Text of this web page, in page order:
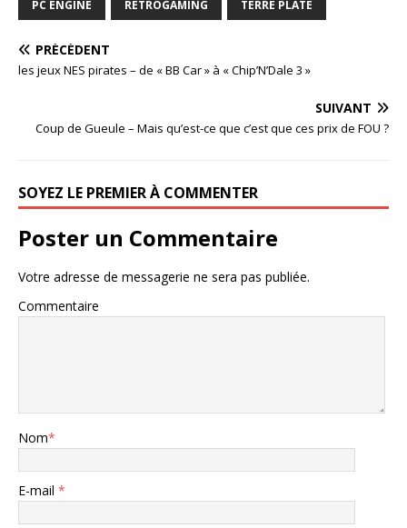
PC ENGINE RETROGAMING TERRE PLATE
PRÉCÉDENT
les jeux NES pirates – de « BB Car » à « Chip’N’Dale 3 »
SUIVANT
Coup de Gueule – Mais qu’est-ce que c’est que ces prix de FOU ?
SOYEZ LE PREMIER À COMMENTER
Poster un Commentaire
Votre adresse de messagerie ne sera pas publiée.
Commentaire
Nom*
E-mail *